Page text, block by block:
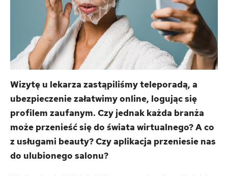
Wizytę u lekarza zastąpiliśmy teleporadą, a
ubezpieczenie załatwimy online, logując się
profilem zaufanym. Czy jednak każda branża
może przenieść się do świata wirtualnego? A co
z usługami beauty? Czy aplikacja przeniesie nas
do ulubionego salonu?